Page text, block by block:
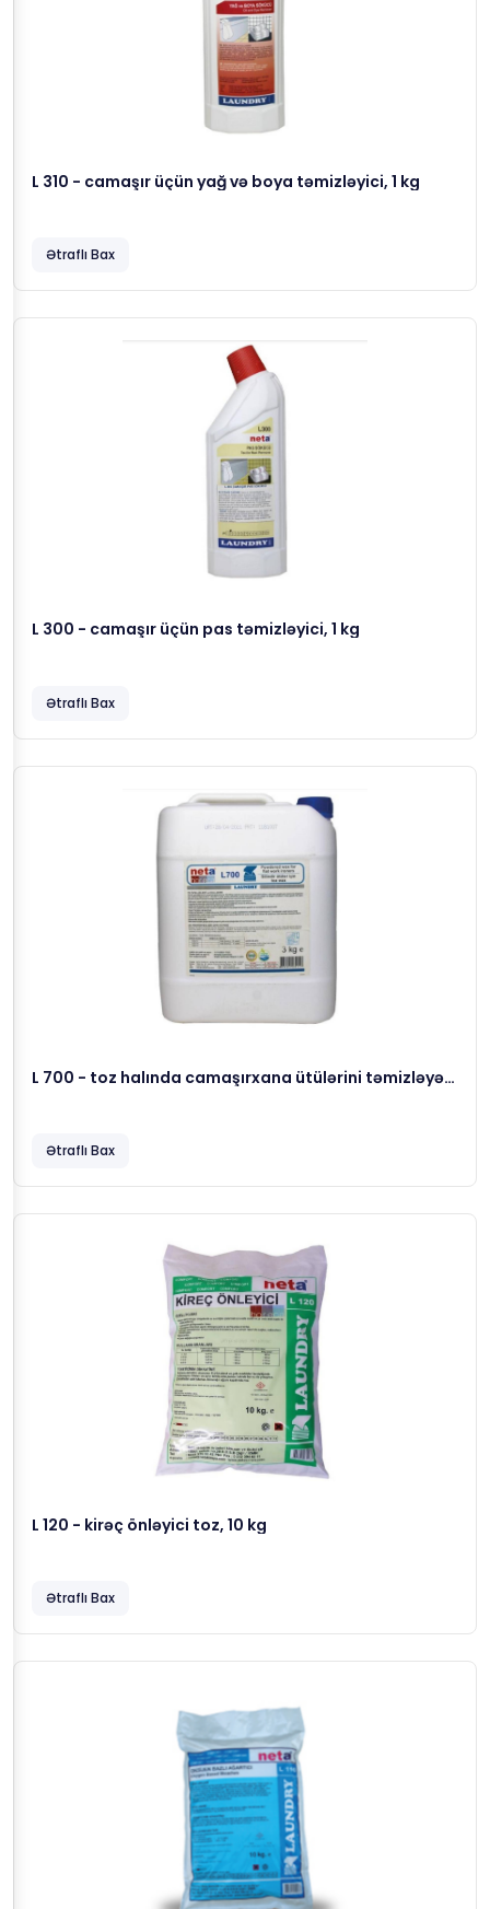
L 310 - camaşır üçün yağ və boya təmizləyici, 1 kg
Ətraflı Bax
L 300 - camaşır üçün pas təmizləyici, 1 kg
Ətraflı Bax
L 700 - toz halında camaşırxana ütülərini təmizləyən
Ətraflı Bax
L 120 - kirəç önləyici toz, 10 kg
Ətraflı Bax